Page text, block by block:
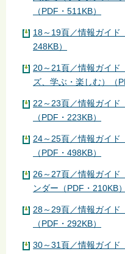
（PDF・511KB）
18～19頁／情報ガイド
248KB）
20～21頁／情報ガイド
ズ、学ぶ・楽しむ）（
22～23頁／情報ガイド
（PDF・223KB）
24～25頁／情報ガイド
（PDF・498KB）
26～27頁／情報ガイド
ンダー（PDF・210KB）
28～29頁／情報ガイド
（PDF・292KB）
30～31頁／情報ガイド